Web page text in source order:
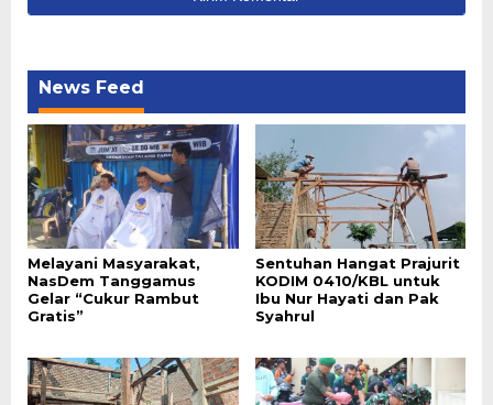
News Feed
Melayani Masyarakat,
NasDem Tanggamus
Gelar “Cukur Rambut
Gratis”
Sentuhan Hangat Prajurit
KODIM 0410/KBL untuk
Ibu Nur Hayati dan Pak
Syahrul